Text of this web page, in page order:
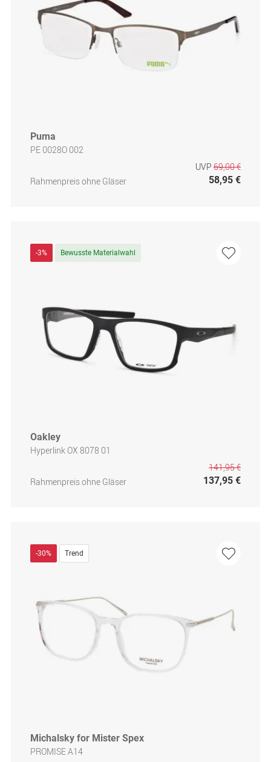
Puma
PE 0028O 002
Rahmenpreis ohne Gläser
UVP 69,00 €
58,95 €
-3% Bewusste Materialwahl
Oakley
Hyperlink OX 8078 01
Rahmenpreis ohne Gläser
141,95 €
137,95 €
-30% Trend
Michalsky for Mister Spex
PROMISE A14